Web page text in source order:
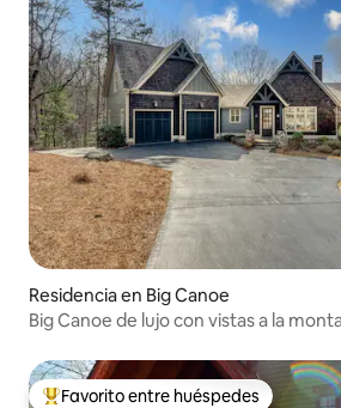
Residencia en Big Canoe
Big Canoe de lujo con vistas a la
Favorito entre huéspedes